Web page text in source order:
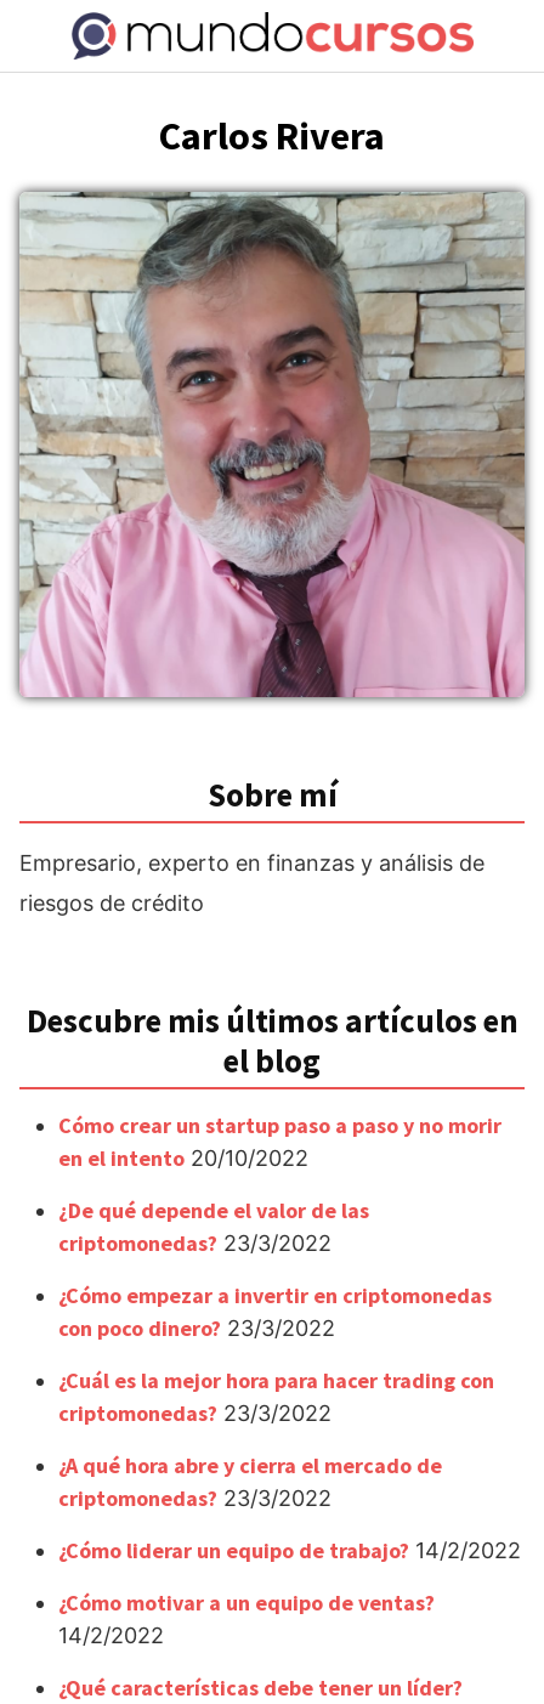
contenido
Carlos Rivera
Sobre mí
Empresario, experto en finanzas y análisis de
riesgos de crédito
Descubre mis últimos artículos en
el blog
Cómo crear un startup paso a paso y no morir
en el intento 20/10/2022
¿De qué depende el valor de las
criptomonedas? 23/3/2022
¿Cómo empezar a invertir en criptomonedas
con poco dinero? 23/3/2022
¿Cuál es la mejor hora para hacer trading con
criptomonedas? 23/3/2022
¿A qué hora abre y cierra el mercado de
criptomonedas? 23/3/2022
¿Cómo liderar un equipo de trabajo? 14/2/2022
¿Cómo motivar a un equipo de ventas?
14/2/2022
¿Qué características debe tener un líder?